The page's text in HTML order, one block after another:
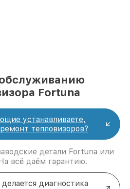
обслуживанию
Fortuna
устанавливаете,
тепловизоров?
детали Fortuna или
всё даём гарантию.
диагностика